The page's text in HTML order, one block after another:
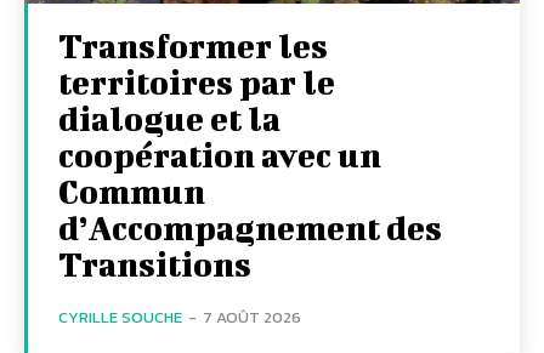
Transformer les
territoires par le
dialogue et la
coopération avec un
Commun
d’Accompagnement des
Transitions
CYRILLE SOUCHE - 7 AOÛT 2026